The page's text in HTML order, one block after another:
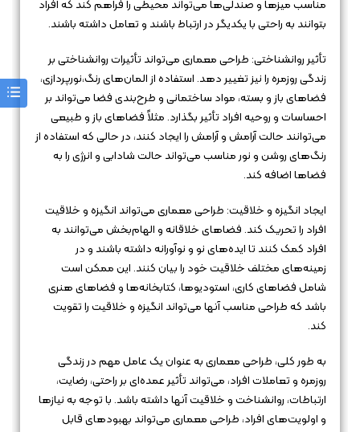
مناسب میزها و صندلی‌ها می‌تواند محیطی را فراهم کند که افراد
بتوانند به راحتی با یکدیگر در ارتباط باشند و تعامل داشته باشند.
تأثیر روانشناختی: طراحی معماری می‌تواند تأثیرات روانشناختی بر
زندگی روزمره را نیز تغییر دهد. استفاده از المان‌های رنگ،نورپردازی،
فضاهای باز و بسته، مواد ساختمانی و طرح‌بندی فضا می‌تواند بر
احساسات و روحیه افراد تأثیر بگذارد. مثلاً فضاهای باز و طبیعی
می‌توانند حالت آرامش و آرامش را ایجاد کنند، در حالی که استفاده از
رنگ‌های روشن و نور مناسب می‌تواند حالت شادابی و انرژی را به
فضاها اضافه کند.
ایجاد انگیزه و خلاقیت: طراحی معماری می‌تواند انگیزه و خلاقیت
افراد را تحریک کند. فضاهای خلاقانه و الهام‌بخش می‌توانند به
افراد کمک کنند تا ایده‌های نو و نوآورانه داشته باشند و در
زمینه‌های مختلف خلاقیت خود را بیان کنند. این ممکن است
شامل فضاهای کاری، استودیوها، کتابخانه‌ها و فضاهای هنری
باشد که طراحی مناسب آنها می‌تواند انگیزه و خلاقیت را تقویت
کند.
به طور کلی، طراحی معماری به عنوان یک عامل مهم در زندگی
روزمره و تعاملات افراد، می‌تواند تأثیر عمده‌ای بر راحتی، رضایت،
ارتباطات، روانشناخت و خلاقیت آنها داشته باشد. با توجه به نیازها
و اولویت‌های افراد، طراحی معماری می‌تواند بهبودهای قابل